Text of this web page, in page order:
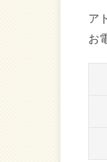
ア
お